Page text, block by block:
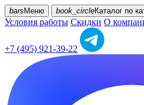
bars Меню book_circleКаталог по
Условия работы Скидки О
+7 (495) 921-39-22